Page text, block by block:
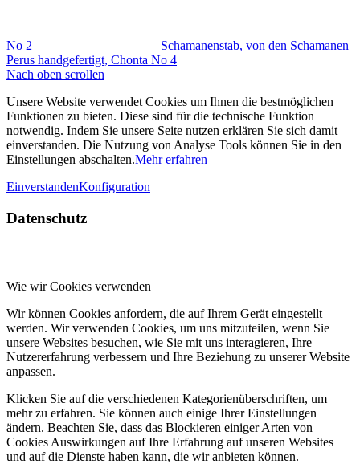
No 2
Schamanenstab, von den Schamanen
Perus handgefertigt, Chonta No 4
Nach oben scrollen
Unsere Website verwendet Cookies um Ihnen die bestmöglichen
Funktionen zu bieten. Diese sind für die technische Funktion
notwendig. Indem Sie unsere Seite nutzen erklären Sie sich damit
einverstanden. Die Nutzung von Analyse Tools können Sie in den
Einstellungen abschalten.Mehr erfahren
EinverstandenKonfiguration
Datenschutz
Wie wir Cookies verwenden
Wir können Cookies anfordern, die auf Ihrem Gerät eingestellt
werden. Wir verwenden Cookies, um uns mitzuteilen, wenn Sie
unsere Websites besuchen, wie Sie mit uns interagieren, Ihre
Nutzererfahrung verbessern und Ihre Beziehung zu unserer Website
anpassen.
Klicken Sie auf die verschiedenen Kategorienüberschriften, um
mehr zu erfahren. Sie können auch einige Ihrer Einstellungen
ändern. Beachten Sie, dass das Blockieren einiger Arten von
Cookies Auswirkungen auf Ihre Erfahrung auf unseren Websites
und auf die Dienste haben kann, die wir anbieten können.